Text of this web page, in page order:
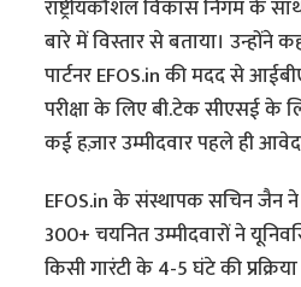
राष्ट्रीयकौशल विकास निगम के
बारे में विस्तार से बताया। उन्होंने
पार्टनर EFOS.in की मदद से
परीक्षा के लिए बी.टेक सीएसई के
कई हज़ार उम्मीदवार पहले ही
EFOS.in के संस्थापक सचिन जैन ने
300+ चयनित उम्मीदवारों ने
किसी गारंटी के 4-5 घंटे की